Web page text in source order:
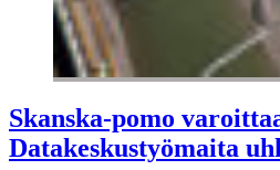
Skanska-pomo
Datakeskustyömaita